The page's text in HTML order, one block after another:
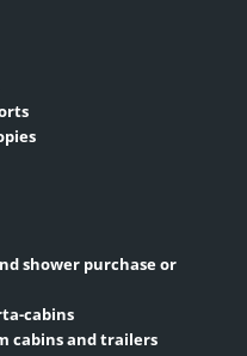
shower purchase or
cabins
cabins and trailers